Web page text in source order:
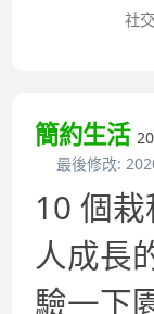
社交
簡約生活
最後修改:
10 個
人成長
驗一下